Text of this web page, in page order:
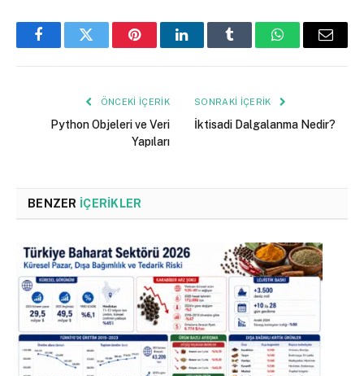
FacebookTwitter PinterestLinkedInTumblr WhatsAppEmail
ÖNCEKI İÇERIK
Python Objeleri ve Veri
Yapıları
SONRAKI İÇERIK
İktisadi Dalgalanma Nedir?
BENZER İÇERIKLER